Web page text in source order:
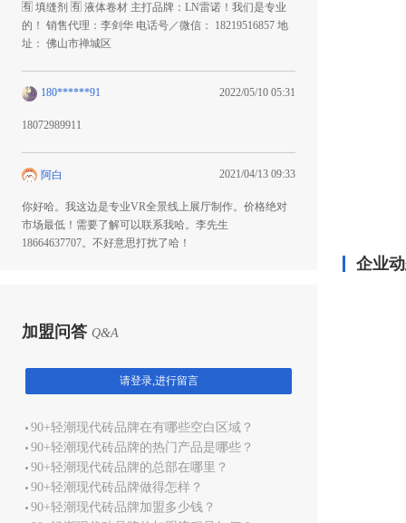
🈶 填缝剂 🈶 液体卷材 主打品牌：LN雷诺！我们是专业
的！ 销售代理：李剑华 电话号／微信： 18219516857 地
址： 佛山市禅城区
180******91 2022/05/10 05:31
18072989911
阿白 2021/04/13 09:33
你好哈。我这边是专业VR全景线上展厅制作。价格绝对
市场最低！需要了解可以联系我哈。李先生
18664637707。不好意思打扰了哈！
加盟问答 Q&A
请登录,进行留言
90+轻潮现代砖品牌在有哪些空白区域？
90+轻潮现代砖品牌的热门产品是哪些？
90+轻潮现代砖品牌的总部在哪里？
90+轻潮现代砖品牌做得怎样？
90+轻潮现代砖品牌加盟多少钱？
企业